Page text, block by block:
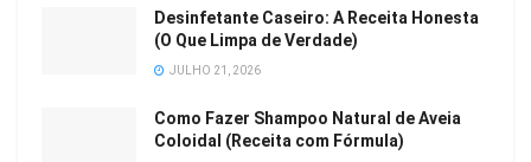
Desinfetante Caseiro: A Receita Honesta
(O Que Limpa de Verdade)
JULHO 21, 2026
Como Fazer Shampoo Natural de Aveia
Coloidal (Receita com Fórmula)